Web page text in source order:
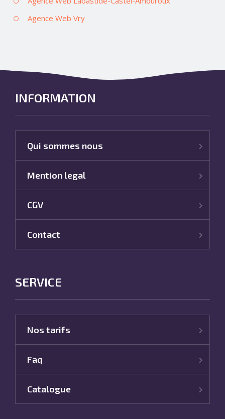
Agence Web Vry
INFORMATION
Qui sommes nous
Mention legal
CGV
Contact
SERVICE
Nos tarifs
Faq
Catalogue